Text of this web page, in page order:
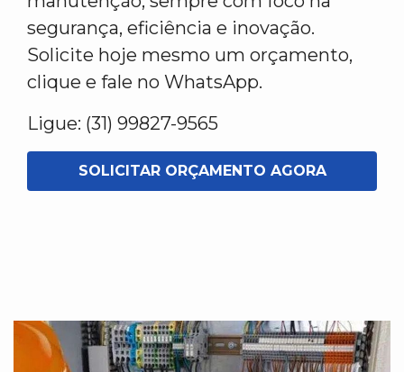
segurança, eficiência e inovação.
Solicite hoje mesmo um orçamento,
clique e fale no WhatsApp.
Ligue: (31) 99827-9565
SOLICITAR ORÇAMENTO AGORA